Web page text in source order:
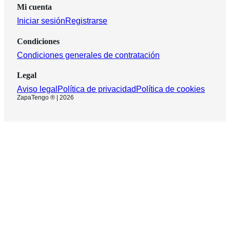
Mi cuenta
Iniciar sesiónRegistrarse
Condiciones
Condiciones generales de contratación
Legal
Aviso legal Política de privacidad Política de cookies
ZapaTengo ® | 2026